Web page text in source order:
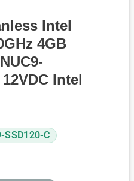
Intel
4GB
Intel
SSD120-C